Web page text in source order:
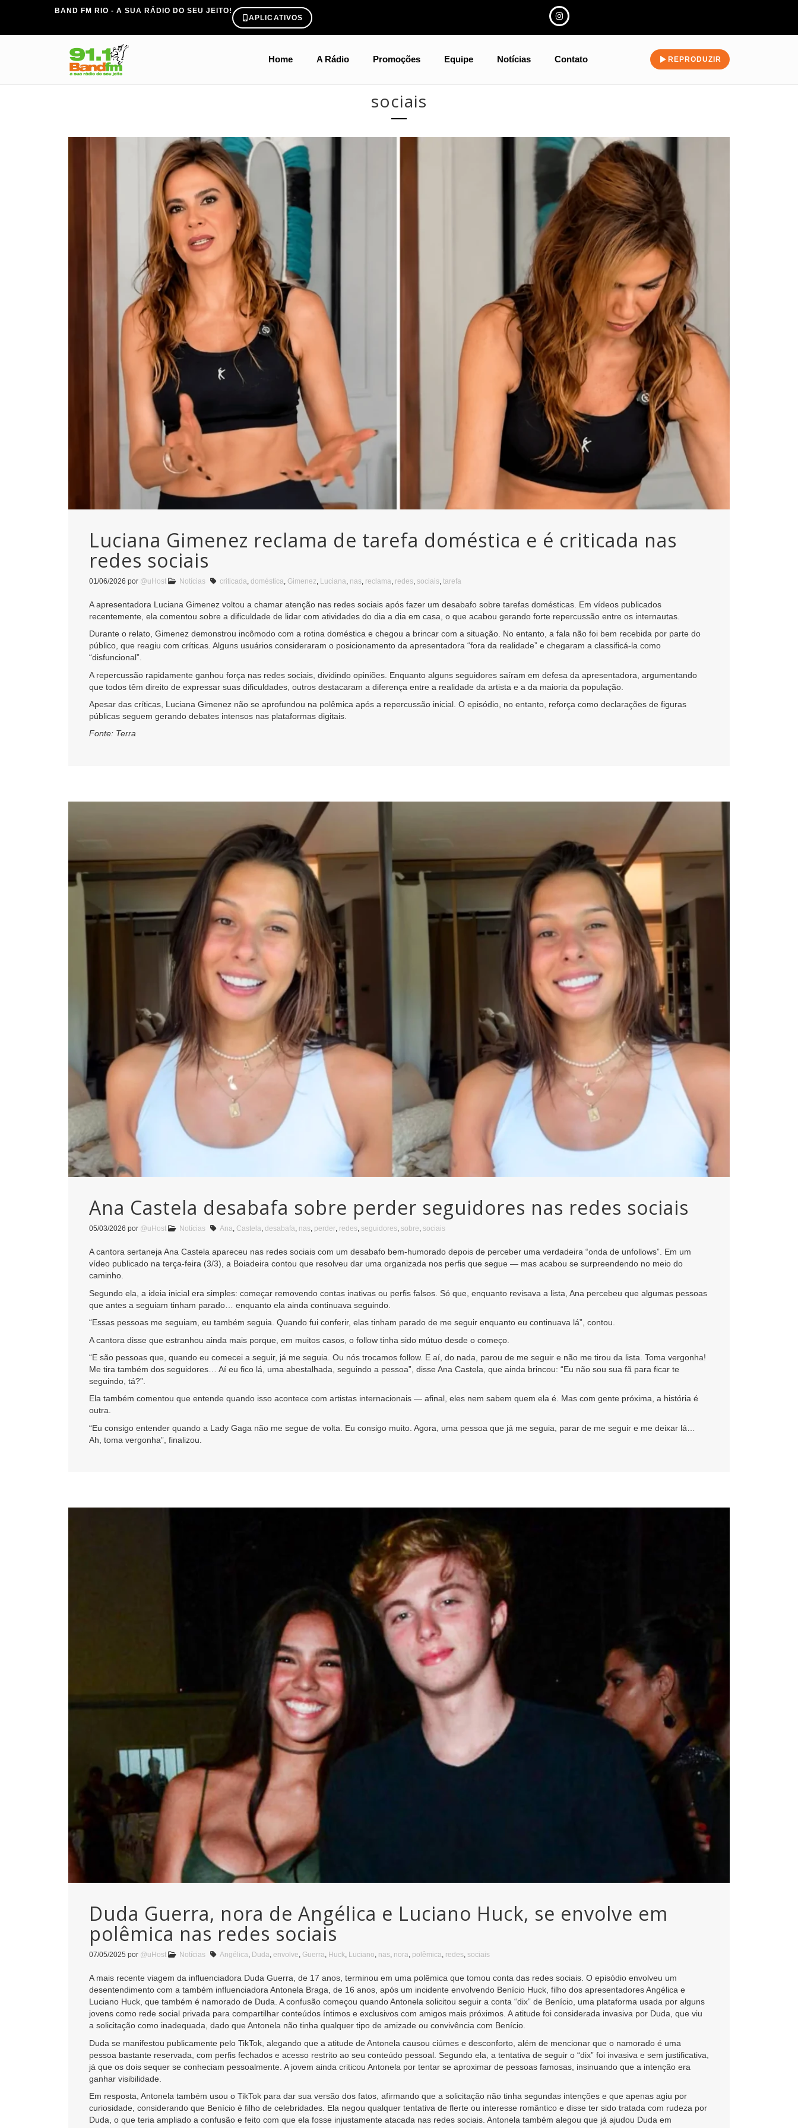
BAND FM RIO - A SUA RÁDIO DO SEU JEITO!
APLICATIVOS
Home A Rádio Promoções Equipe Notícias Contato REPRODUZIR
sociais
Luciana Gimenez reclama de tarefa doméstica e é criticada nas
redes sociais
01/06/2026 por @uHost Notícias criticada doméstica Gimenez Luciana nas reclama redes sociais tarefa
A apresentadora Luciana Gimenez voltou a chamar atenção nas redes sociais após fazer um desabafo sobre tarefas domésticas. Em vídeos publicados
recentemente, ela comentou sobre a dificuldade de lidar com atividades do dia a dia em casa, o que acabou gerando forte repercussão entre os internautas.
Durante o relato, Gimenez demonstrou incômodo com a rotina doméstica e chegou a brincar com a situação. No entanto, a fala não foi bem recebida por parte do
público, que reagiu com críticas. Alguns usuários consideraram o posicionamento da apresentadora “fora da realidade” e chegaram a classificá-la como
“disfuncional”.
A repercussão rapidamente ganhou força nas redes sociais, dividindo opiniões. Enquanto alguns seguidores saíram em defesa da apresentadora, argumentando
que todos têm direito de expressar suas dificuldades, outros destacaram a diferença entre a realidade da artista e a da maioria da população.
Apesar das críticas, Luciana Gimenez não se aprofundou na polêmica após a repercussão inicial. O episódio, no entanto, reforça como declarações de figuras
públicas seguem gerando debates intensos nas plataformas digitais.
Fonte: Terra
Ana Castela desabafa sobre perder seguidores nas redes sociais
05/03/2026 por @uHost Notícias Ana, Castela, desabafa, nas, perder, redes, seguidores, sobre, sociais
A cantora sertaneja Ana Castela apareceu nas redes sociais com um desabafo bem-humorado depois de perceber uma verdadeira “onda de unfollows”. Em um
vídeo publicado na terça-feira (3/3), a Boiadeira contou que resolveu dar uma organizada nos perfis que segue — mas acabou se surpreendendo no meio do
caminho.
Segundo ela, a ideia inicial era simples: começar removendo contas inativas ou perfis falsos. Só que, enquanto revisava a lista, Ana percebeu que algumas pessoas
que antes a seguiam tinham parado… enquanto ela ainda continuava seguindo.
“Essas pessoas me seguiam, eu também seguia. Quando fui conferir, elas tinham parado de me seguir enquanto eu continuava lá”, contou.
A cantora disse que estranhou ainda mais porque, em muitos casos, o follow tinha sido mútuo desde o começo.
“E são pessoas que, quando eu comecei a seguir, já me seguia. Ou nós trocamos follow. E aí, do nada, parou de me seguir e não me tirou da lista. Toma vergonha!
Me tira também dos seguidores… Aí eu fico lá, uma abestalhada, seguindo a pessoa”, disse Ana Castela, que ainda brincou: “Eu não sou sua fã para ficar te
seguindo, tá?”.
Ela também comentou que entende quando isso acontece com artistas internacionais — afinal, eles nem sabem quem ela é. Mas com gente próxima, a história é
outra.
“Eu consigo entender quando a Lady Gaga não me segue de volta. Eu consigo muito. Agora, uma pessoa que já me seguia, parar de me seguir e me deixar lá…
Ah, toma vergonha”, finalizou.
Duda Guerra, nora de Angélica e Luciano Huck, se envolve em
polêmica nas redes sociais
07/05/2025 por @uHost Notícias Angélica, Duda, envolve, Guerra, Huck, Luciano, nas, nora, polêmica, redes, sociais
A mais recente viagem da influenciadora Duda Guerra, de 17 anos, terminou em uma polêmica que tomou conta das redes sociais. O episódio envolveu um
desentendimento com a também influenciadora Antonela Braga, de 16 anos, após um incidente envolvendo Benício Huck, filho dos apresentadores Angélica e
Luciano Huck, que também é namorado de Duda. A confusão começou quando Antonela solicitou seguir a conta “dix” de Benício, uma plataforma usada por alguns
jovens como rede social privada para compartilhar conteúdos íntimos e exclusivos com amigos mais próximos. A atitude foi considerada invasiva por Duda, que viu
a solicitação como inadequada, dado que Antonela não tinha qualquer tipo de amizade ou convivência com Benício.
Duda se manifestou publicamente pelo TikTok, alegando que a atitude de Antonela causou ciúmes e desconforto, além de mencionar que o namorado é uma
pessoa bastante reservada, com perfis fechados e acesso restrito ao seu conteúdo pessoal. Segundo ela, a tentativa de seguir o “dix” foi invasiva e sem justificativa,
já que os dois sequer se conheciam pessoalmente. A jovem ainda criticou Antonela por tentar se aproximar de pessoas famosas, insinuando que a intenção era
ganhar visibilidade.
Em resposta, Antonela também usou o TikTok para dar sua versão dos fatos, afirmando que a solicitação não tinha segundas intenções e que apenas agiu por
curiosidade, considerando que Benício é filho de celebridades. Ela negou qualquer tentativa de flerte ou interesse romântico e disse ter sido tratada com rudeza por
Duda, o que teria ampliado a confusão e feito com que ela fosse injustamente atacada nas redes sociais. Antonela também alegou que já ajudou Duda em